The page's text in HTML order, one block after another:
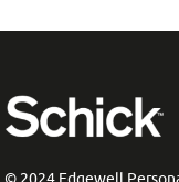
© 2024 Edgewell